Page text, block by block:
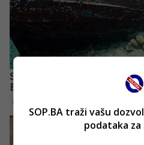
SOP.BA traži vašu
podataka za